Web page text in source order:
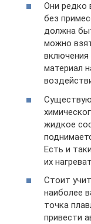
Они редко
без
должна
можно
включения
материал
жидкое
Есть и
их
Стоит
наиболее
точка
привести